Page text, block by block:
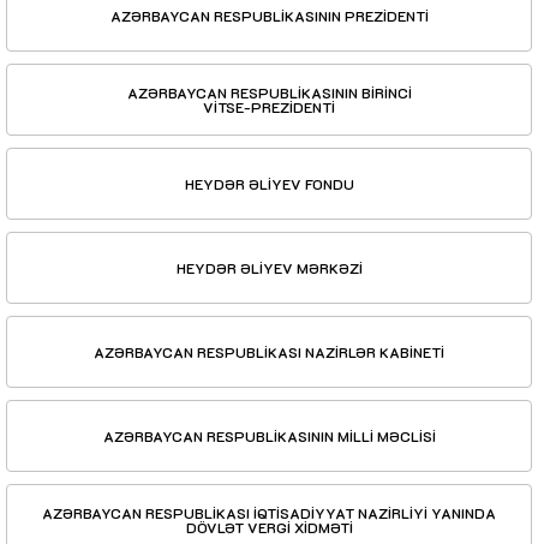
AZƏRBAYCAN RESPUBLİKASININ PREZİDENTİ
AZƏRBAYCAN RESPUBLİKASININ BİRİNCİ
VİTSE-PREZİDENTİ
HEYDƏR ƏLİYEV FONDU
HEYDƏR ƏLİYEV MƏRKƏZİ
AZƏRBAYCAN RESPUBLİKASI NAZİRLƏR KABİNETİ
AZƏRBAYCAN RESPUBLİKASININ MİLLİ MƏCLİSİ
AZƏRBAYCAN RESPUBLİKASI İQTİSADİYYAT NAZİRLİYİ YANINDA
DÖVLƏT VERGİ XİDMƏTİ